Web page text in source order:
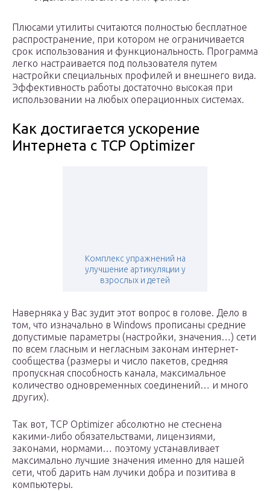
Плюсами утилиты считаются полностью бесплатное
распространение, при котором не ограничивается
срок использования и функциональность. Программа
легко настраивается под пользователя путем
настройки специальных профилей и внешнего вида.
Эффективность работы достаточно высокая при
использовании на любых операционных системах.
Как достигается ускорение
Интернета с TCP Optimizer
Комплекс упражнений на
улучшение артикуляции у
взрослых и детей
Наверняка у Вас зудит этот вопрос в голове. Дело в
том, что изначально в Windows прописаны средние
допустимые параметры (настройки, значения…) сети
по всем гласным и негласным законам интернет-
сообщества (размеры и число пакетов, средняя
пропускная способность канала, максимальное
количество одновременных соединений… и много
других).
Так вот, TCP Optimizer абсолютно не стеснена
какими-либо обязательствами, лицензиями,
законами, нормами… поэтому устанавливает
максимально лучшие значения именно для нашей
сети, чтоб дарить нам лучики добра и позитива в
компьютеры.